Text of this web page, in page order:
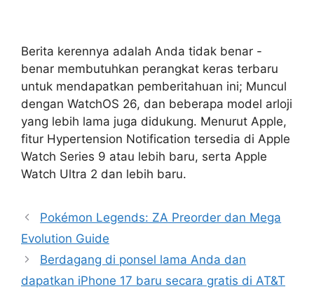
Berita kerennya adalah Anda tidak benar -
benar membutuhkan perangkat keras terbaru
untuk mendapatkan pemberitahuan ini; Muncul
dengan WatchOS 26, dan beberapa model arloji
yang lebih lama juga didukung. Menurut Apple,
fitur Hypertension Notification tersedia di Apple
Watch Series 9 atau lebih baru, serta Apple
Watch Ultra 2 dan lebih baru.
Pokémon Legends: ZA Preorder dan Mega
Evolution Guide
Berdagang di ponsel lama Anda dan
dapatkan iPhone 17 baru secara gratis di AT&T